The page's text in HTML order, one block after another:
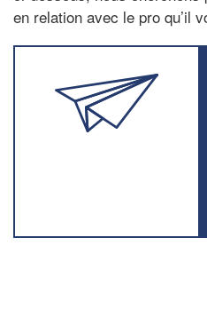
en relation avec le pro qu’il